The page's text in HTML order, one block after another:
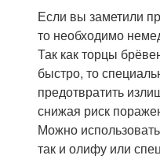
Если вы заметили
то необходимо
Так как торцы
быстро, то
предотвратить
снижая риск
Можно
так и олифу или